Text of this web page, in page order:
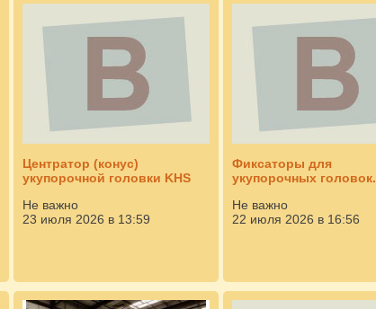
Центратор (конус)
укупорочной головки KHS
Не важно
23 июля 2026 в 13:59
Фиксаторы для
укупорочных головок.
Не важно
22 июля 2026 в 16:56